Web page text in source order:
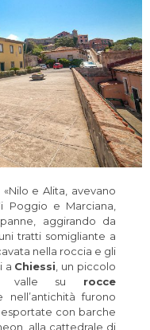
e Alita, avevano
Poggio e Marciana,
aggirando da
tratti somigliante a
nella roccia e gli
a Chiessi, un piccolo
valle su rocce
furono
con barche
alla cattedrale di